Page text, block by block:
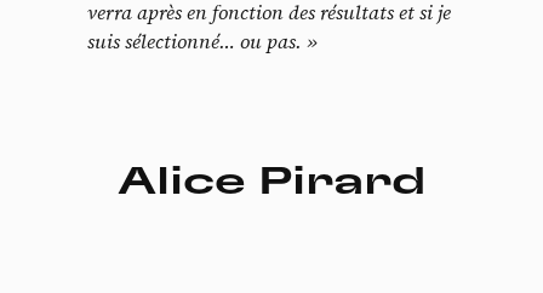
verra après en fonction des résultats et si je
suis sélectionné… ou pas. »
Alice Pirard